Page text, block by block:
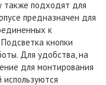
также подходят для
предназначен для
к
кнопки
Для удобства, на
для монтирования